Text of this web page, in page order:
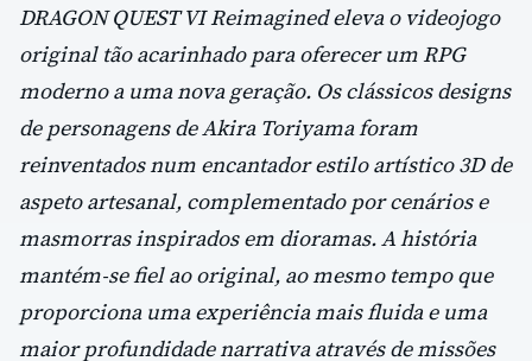
DRAGON QUEST VI Reimagined eleva o videojogo
original tão acarinhado para oferecer um RPG
moderno a uma nova geração. Os clássicos designs
de personagens de Akira Toriyama foram
reinventados num encantador estilo artístico 3D de
aspeto artesanal, complementado por cenários e
masmorras inspirados em dioramas. A história
mantém‑se fiel ao original, ao mesmo tempo que
proporciona uma experiência mais fluida e uma
maior profundidade narrativa através de missões